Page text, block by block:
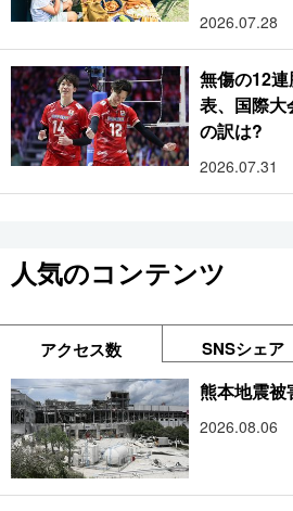
2026.07.28
無傷の12
表、国際大
の訳は?
2026.07.31
人気のコンテンツ
アクセス数 SNSシェア
熊本地震被
2026.08.06